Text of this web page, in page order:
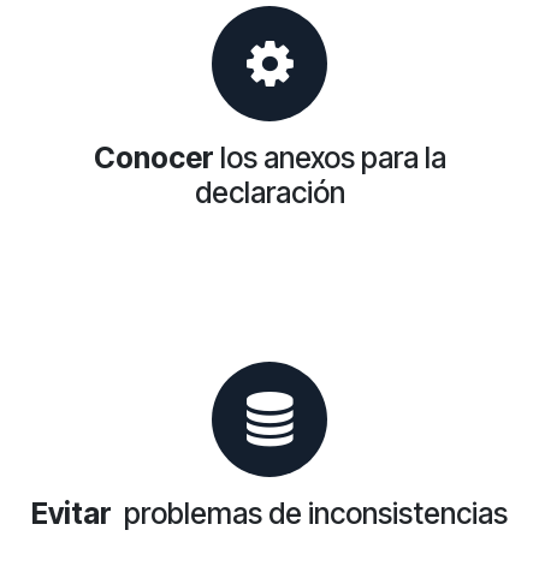
Conocer los anexos para la
declaración
Evitar problemas de inconsistencias